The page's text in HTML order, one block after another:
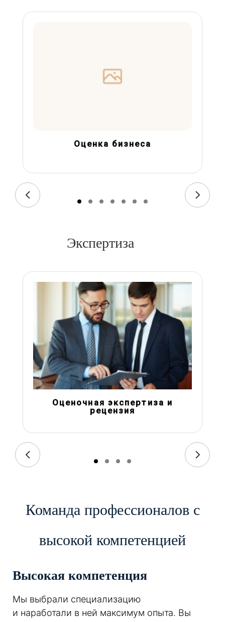
Оценка бизнеса
Экспертиза
Оценочная экспертиза и
рецензия
Команда профессионалов с
высокой компетенцией
Высокая компетенция
Мы выбрали специализацию
и наработали в ней максимум опыта. Вы